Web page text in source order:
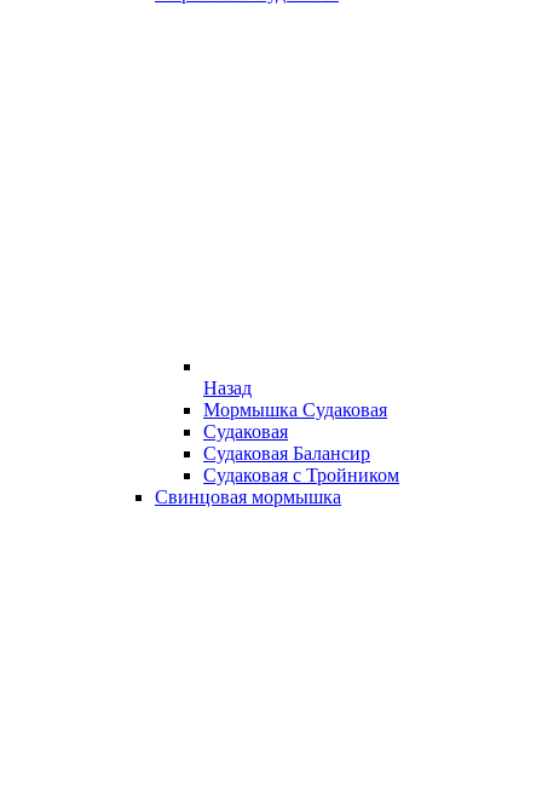
Назад
Мормышка Судаковая
Судаковая
Судаковая Балансир
Судаковая с Тройником
Свинцовая мормышка